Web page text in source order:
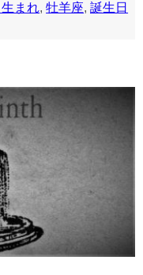
まれ,牡羊座,誕生日